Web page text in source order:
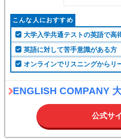
こんな人におすすめ
大学入学共通テストの英語で高
英語に対して苦手意識がある方
オンラインでリスニングからリ
ENGLISH COMPANY
公式サ